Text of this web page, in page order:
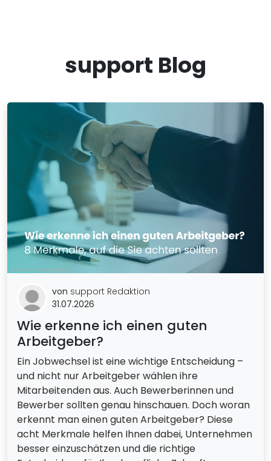
support Blog
von support Redaktion
31.07.2026
Wie erkenne ich einen guten
Arbeitgeber?
Ein Jobwechsel ist eine wichtige Entscheidung –
und nicht nur Arbeitgeber wählen ihre
Mitarbeitenden aus. Auch Bewerberinnen und
Bewerber sollten genau hinschauen. Doch woran
erkennt man einen guten Arbeitgeber? Diese
acht Merkmale helfen Ihnen dabei, Unternehmen
besser einzuschätzen und die richtige